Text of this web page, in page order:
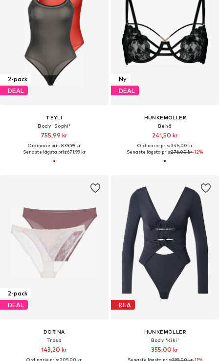
2-pack
DEAL
TEYLI
Body 'Sophi'
755,99 kr
Ordinarie pris: 839,99 kr
Senaste lägsta pris:671,99 kr
Ny
DEAL
HUNKEMÖLLER
Behå
241,50 kr
Ordinarie pris: 345,00 kr
Senaste lägsta pris:276,00 kr-12%
2-pack
DEAL
DORINA
Trosa
143,20 kr
Ordinarie pris: 205,00 kr
REA
HUNKEMÖLLER
Body 'Kiki'
355,00 kr
Senaste lägsta pris:399,00 kr-11%